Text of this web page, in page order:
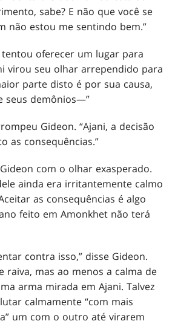
sabe? E não que você se
não estou me sentindo bem.”
tentou oferecer um lugar para
virou seu olhar arrependido para
parte disto é por sua causa,
seus demônios—”
Gideon. “Ajani, a decisão
as consequências.”
com o olhar exasperado.
ainda era irritantemente calmo
as consequências é algo
feito em Amonkhet não terá
contra isso,” disse Gideon.
raiva, mas ao menos a calma de
arma mirada em Ajani. Talvez
calmamente “com mais
um com o outro até virarem